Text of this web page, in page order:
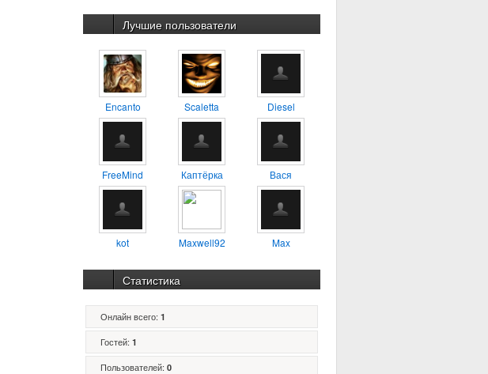
Лучшие пользователи
Encanto Scaletta Diesel
FreeMind Каптёрка Вася
kot Maxwell92 Max
Статистика
Онлайн всего: 1
Гостей: 1
Пользователей: 0